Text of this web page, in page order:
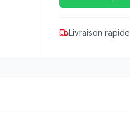
Livraison rapide